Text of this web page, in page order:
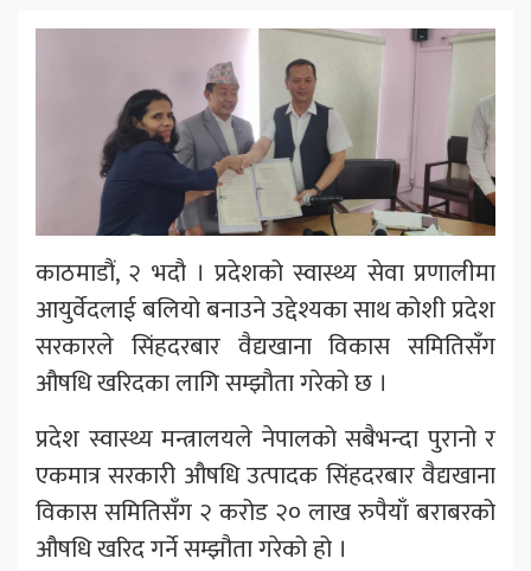
काठमाडौं, २ भदौ । प्रदेशको स्वास्थ्य सेवा प्रणालीमा
आयुर्वेदलाई बलियो बनाउने उद्देश्यका साथ कोशी प्रदेश
सरकारले सिंहदरबार वैद्यखाना विकास समितिसँग
औषधि खरिदका लागि सम्झौता गरेको छ ।
प्रदेश स्वास्थ्य मन्त्रालयले नेपालको सबैभन्दा पुरानो र
एकमात्र सरकारी औषधि उत्पादक सिंहदरबार वैद्यखाना
विकास समितिसँग २ करोड २० लाख रुपैयाँ बराबरको
औषधि खरिद गर्ने सम्झौता गरेको हो ।